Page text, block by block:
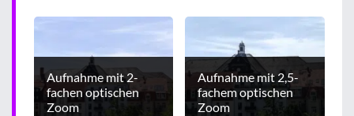
Aufnahme mit 2-
fachen optischen
Zoom
Aufnahme mit 2,5-
fachem optischen
Zoom